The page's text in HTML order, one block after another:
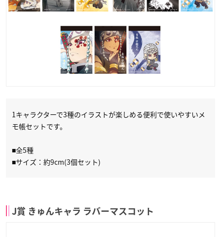
1キャラクターで3種のイラストが楽しめる便利で使いやすいメ
モ帳セットです。
■全5種
■サイズ：約9cm(3個セット)
J賞 きゅんキャラ ラバーマスコット